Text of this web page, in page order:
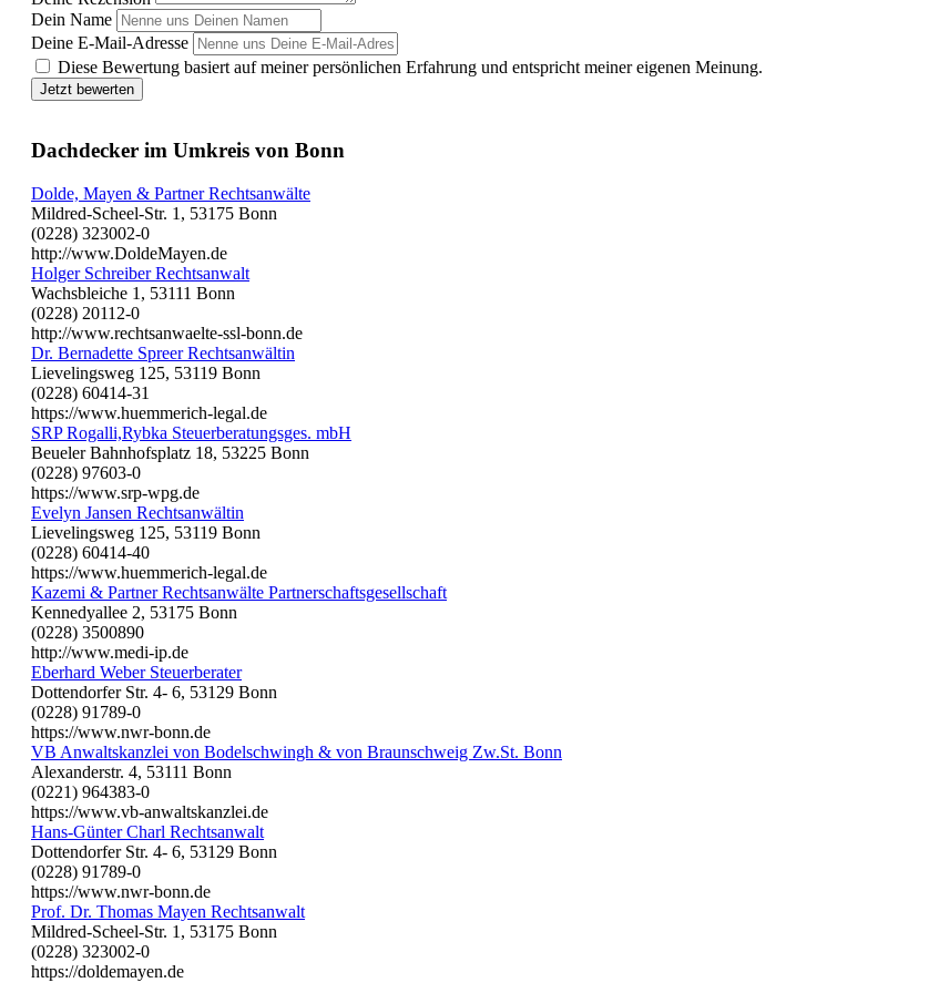
Dein Name
Deine E-Mail-Adresse
Diese Bewertung basiert auf meiner persönlichen Erfahrung und entspricht meiner eigenen Meinung.
Jetzt bewerten
Dachdecker im Umkreis von Bonn
Dolde, Mayen & Partner Rechtsanwälte
Mildred-Scheel-Str. 1, 53175 Bonn
(0228) 323002-0
http://www.DoldeMayen.de
Holger Schreiber Rechtsanwalt
Wachsbleiche 1, 53111 Bonn
(0228) 20112-0
http://www.rechtsanwaelte-ssl-bonn.de
Dr. Bernadette Spreer Rechtsanwältin
Lievelingsweg 125, 53119 Bonn
(0228) 60414-31
https://www.huemmerich-legal.de
SRP Rogalli,Rybka Steuerberatungsges. mbH
Beueler Bahnhofsplatz 18, 53225 Bonn
(0228) 97603-0
https://www.srp-wpg.de
Evelyn Jansen Rechtsanwältin
Lievelingsweg 125, 53119 Bonn
(0228) 60414-40
https://www.huemmerich-legal.de
Kazemi & Partner Rechtsanwälte Partnerschaftsgesellschaft
Kennedyallee 2, 53175 Bonn
(0228) 3500890
http://www.medi-ip.de
Eberhard Weber Steuerberater
Dottendorfer Str. 4- 6, 53129 Bonn
(0228) 91789-0
https://www.nwr-bonn.de
VB Anwaltskanzlei von Bodelschwingh & von Braunschweig Zw.St. Bonn
Alexanderstr. 4, 53111 Bonn
(0221) 964383-0
https://www.vb-anwaltskanzlei.de
Hans-Günter Charl Rechtsanwalt
Dottendorfer Str. 4- 6, 53129 Bonn
(0228) 91789-0
https://www.nwr-bonn.de
Prof. Dr. Thomas Mayen Rechtsanwalt
Mildred-Scheel-Str. 1, 53175 Bonn
(0228) 323002-0
https://doldemayen.de